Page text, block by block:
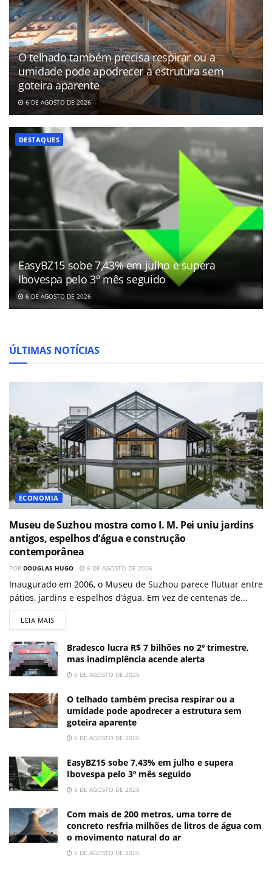
O telhado também precisa respirar ou a
umidade pode apodrecer a estrutura sem
goteira aparente
6 DE AGOSTO DE 2026
DESTAQUES
EasyBZ15 sobe 7,43% em julho e supera
Ibovespa pelo 3º mês seguido
6 DE AGOSTO DE 2026
ÚLTIMAS NOTÍCIAS
ECONOMIA
Museu de Suzhou mostra como I. M. Pei uniu jardins
antigos, espelhos d’água e construção
contemporânea
POR DOUGLAS HUGO 6 DE AGOSTO DE 2026
Inaugurado em 2006, o Museu de Suzhou parece flutuar entre
pátios, jardins e espelhos d’água. Em vez de centenas de...
LEIA MAIS
Bradesco lucra R$ 7 bilhões no 2º trimestre,
mas inadimplência acende alerta
6 DE AGOSTO DE 2026
O telhado também precisa respirar ou a
umidade pode apodrecer a estrutura sem
goteira aparente
6 DE AGOSTO DE 2026
EasyBZ15 sobe 7,43% em julho e supera
Ibovespa pelo 3º mês seguido
6 DE AGOSTO DE 2026
Com mais de 200 metros, uma torre de
concreto resfria milhões de litros de água com
o movimento natural do ar
6 DE AGOSTO DE 2026